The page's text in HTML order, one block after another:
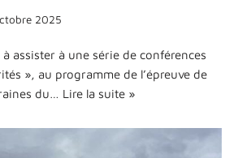
2025
à assister à une série de conférences
», au programme de l’épreuve de
du… Lire la suite »